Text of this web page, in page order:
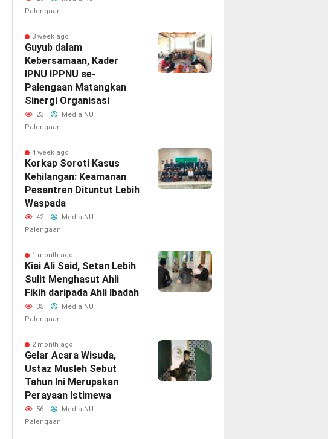
Palengaan
3 week ago
Guyub dalam
Kebersamaan, Kader
IPNU IPPNU se-
Palengaan Matangkan
Sinergi Organisasi
23
Media NU
Palengaan
4 week ago
Korkap Soroti Kasus
Kehilangan: Keamanan
Pesantren Dituntut Lebih
Waspada‎
42
Media NU
Palengaan
1 month ago
Kiai Ali Said, Setan Lebih
Sulit Menghasut Ahli
Fikih daripada Ahli Ibadah
35
Media NU
Palengaan
2 month ago
Gelar Acara Wisuda,
Ustaz Musleh Sebut
Tahun Ini Merupakan
Perayaan Istimewa
56
Media NU
Palengaan